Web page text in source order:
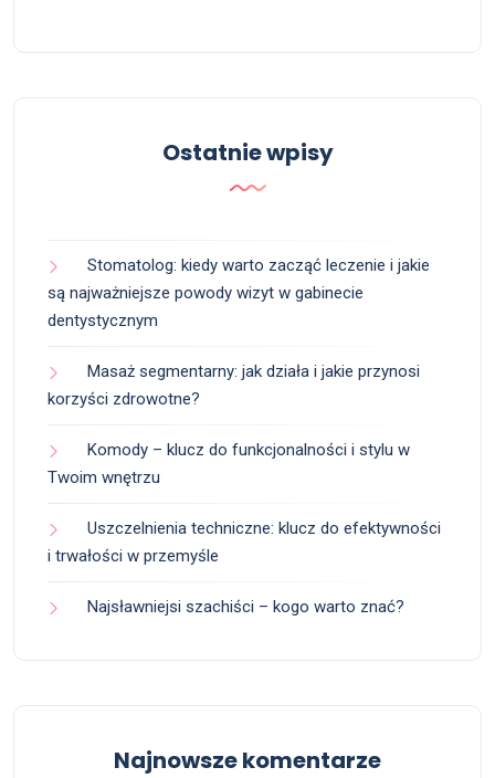
Ostatnie wpisy
Stomatolog: kiedy warto zacząć leczenie i jakie
są najważniejsze powody wizyt w gabinecie
dentystycznym
Masaż segmentarny: jak działa i jakie przynosi
korzyści zdrowotne?
Komody – klucz do funkcjonalności i stylu w
Twoim wnętrzu
Uszczelnienia techniczne: klucz do efektywności
i trwałości w przemyśle
Najsławniejsi szachiści – kogo warto znać?
Najnowsze komentarze